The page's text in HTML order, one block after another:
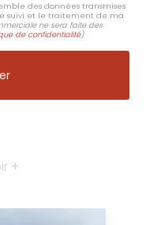
des données transmises
suivi et le traitement de ma
ne sera faite des
de confidentialité)
+